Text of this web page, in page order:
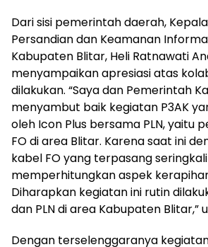
Dari sisi pemerintah daerah,
Persandian dan Keamanan
Kabupaten Blitar, Heli Ratnawati
menyampaikan apresiasi atas
dilakukan. “Saya dan Pemerintah
menyambut baik kegiatan P3AK
oleh Icon Plus bersama PLN, yaitu
FO di area Blitar. Karena saat ini
kabel FO yang terpasang
memperhitungkan aspek
Diharapkan kegiatan ini rutin
dan PLN di area Kabupaten Blitar,”
Dengan terselenggaranya kegiatan